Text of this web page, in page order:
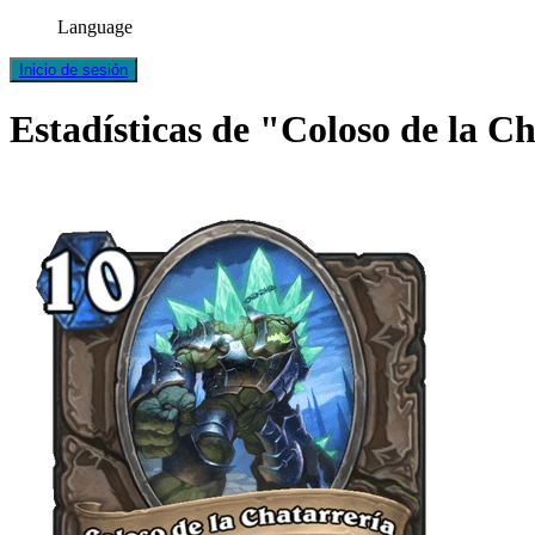
Language
Inicio de sesión
Estadísticas de "Coloso de la